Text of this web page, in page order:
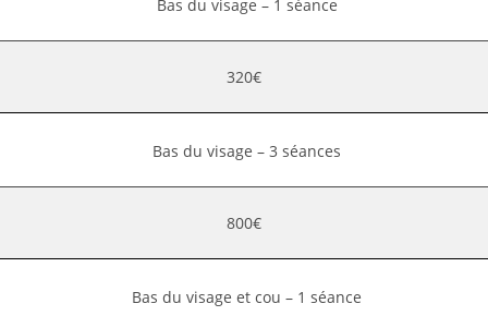
Bas du visage – 1 séance
320€
Bas du visage – 3 séances
800€
Bas du visage et cou – 1 séance